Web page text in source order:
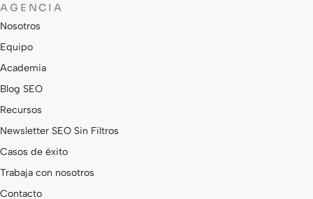
AGENCIA
Nosotros
Equipo
Academia
Blog SEO
Recursos
Newsletter SEO Sin Filtros
Casos de éxito
Trabaja con nosotros
Contacto